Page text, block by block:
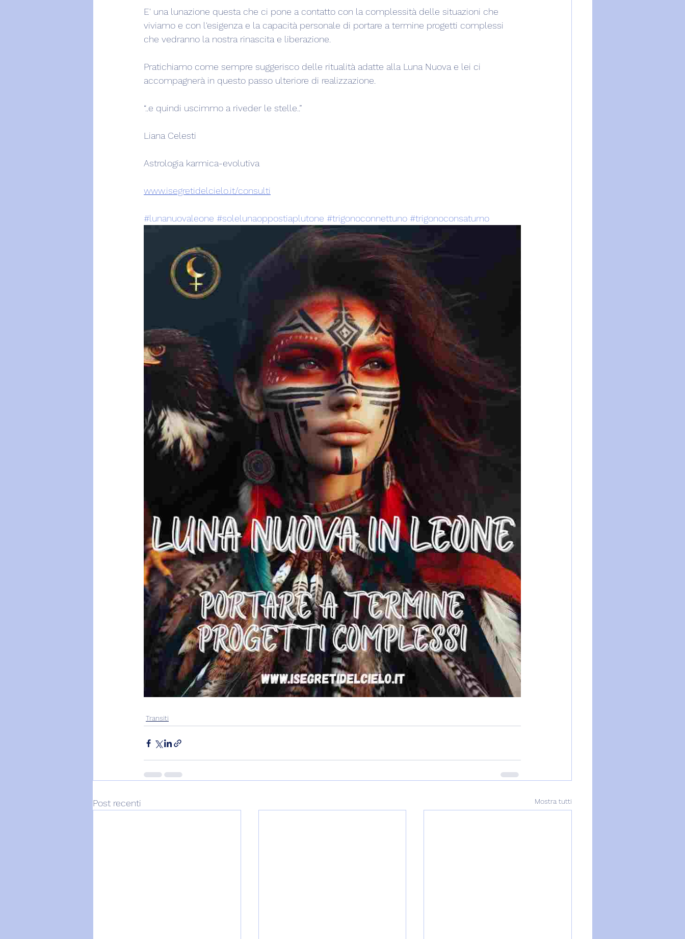
E' una lunazione questa che ci pone a contatto con la complessità delle situazioni che
viviamo e con l'esigenza e la capacità personale di portare a termine progetti complessi
che vedranno la nostra rinascita e liberazione.
Pratichiamo come sempre suggerisco delle ritualità adatte alla Luna Nuova e lei ci
accompagnerà in questo passo ulteriore di realizzazione.
“..e quindi uscimmo a riveder le stelle..”
Liana Celesti
Astrologia karmica-evolutiva
www.isegretidelcielo.it/consulti
#lunanuovaleone #solelunaoppostiaplutone #trigonoconnettuno #trigonoconsaturno
Transiti
Post recenti Mostra tutti